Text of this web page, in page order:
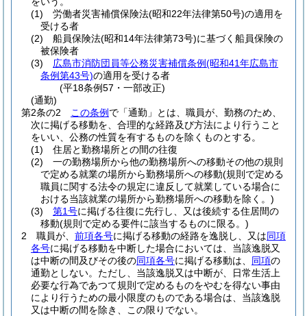
(1)
労働者災害補償保険法(昭和22年法律第50号)の適用を
受ける者
(2)
船員保険法(昭和14年法律第73号)に基づく船員保険の
被保険者
(3)
広島市消防団員等公務災害補償条例(昭和41年広島市
条例第43号)の適用を受ける者
(平18条例57・一部改正)
(通勤)
第2条の2
この条例 で「通勤」とは、職員が、勤務のため、
次に掲げる移動を、合理的な経路及び方法により行うこと
をいい、公務の性質を有するものを除くものとする。
(1)
住居と勤務場所との間の往復
(2)
一の勤務場所から他の勤務場所への移動その他の規則
で定める就業の場所から勤務場所への移動(規則で定める
職員に関する法令の規定に違反して就業している場合に
おける当該就業の場所から勤務場所への移動を除く。)
(3)
第1号に掲げる往復に先行し、又は後続する住居間の
移動(規則で定める要件に該当するものに限る。)
2
職員が、 前項各号に掲げる移動の経路を逸脱し、又は同項
各号に掲げる移動を中断した場合においては、当該逸脱又
は中断の間及びその後の同項各号に掲げる移動は、 同項の
通勤としない。 ただし、当該逸脱又は中断が、日常生活上
必要な行為であつて規則で定めるものをやむを得ない事由
により行うための最小限度のものである場合は、当該逸脱
又は中断の間を除き、この限りでない。